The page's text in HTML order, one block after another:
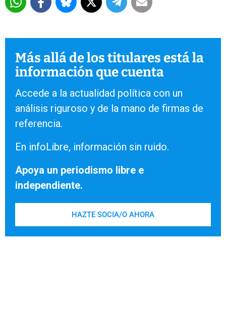
Más allá de los titulares está la
información que cuenta
Accede a la actualidad política con un
análisis riguroso y de la mano de firmas de
referencia.
En infoLibre, información sin ruido.
Apoya un periodismo libre e
independiente.
HAZTE SOCIA/O AHORA